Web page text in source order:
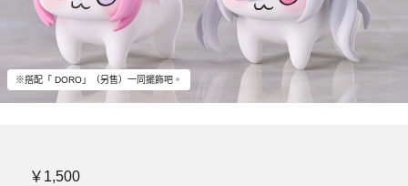
※搭配「 DORO」（另售）一同擺飾吧。
￥1,500